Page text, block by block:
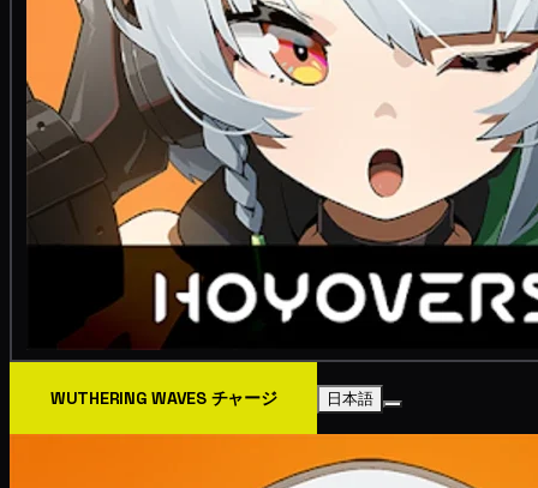
WUTHERING WAVES チャージ 日本語